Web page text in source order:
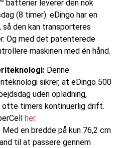
batterier leverer den nok
(8 timer). eDingo har en
den kan transporteres
Og med det patenterede
maskinen med én hånd.
Denne
sikrer, at eDingo 500
uden opladning,
otte timers kontinuerlig drift.
her.
Med en bredde på kun 76,2 cm
til at passere gennem